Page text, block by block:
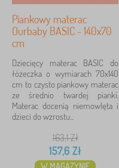
Piankowy materac
Ourbaby BASIC - 140x70
cm
Dziecięcy materac BASIC do
łóżeczka o wymiarach 70x140
cm to czysto piankowy materac
ze średnio twardej pianki.
Materac docenią niemowlęta i
dzieci do wzrostu...
163,1Zł
157,6 Zł
W MAGAZYNIE